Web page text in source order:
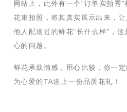
网站上，此外有一个“订单实拍秀
花束拍照，将其真实展示出来，
他人配送过的鲜花“长什么样”，
心的问题。
鲜花承载情感，用心比较，你一定
为心爱的TA送上一份品质花礼！